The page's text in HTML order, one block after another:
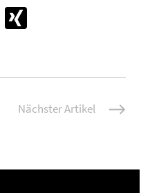
Facebook
Nächster Artikel